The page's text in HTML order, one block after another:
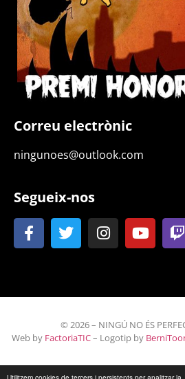
Correu electrònic
ningunoes@outlook.com
Segueix-nos
© 2026 – NINGÚ NO ÉS
Web by FactoriaTIC– Logotip by